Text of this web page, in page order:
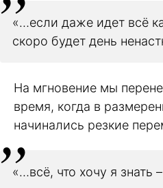
«…если даже идет всё
скоро будет день
На мгновение мы
время, когда в
начинались резкие
«…всё, что хочу я